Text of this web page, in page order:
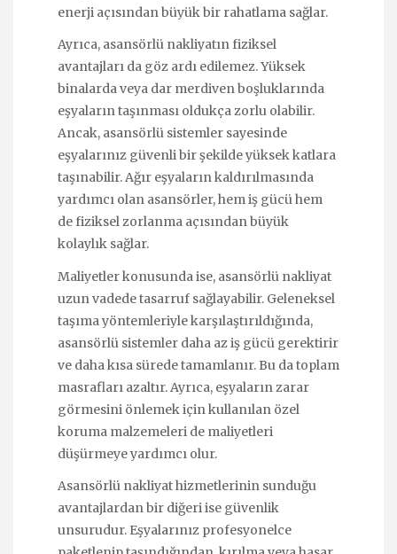
enerji açısından büyük bir rahatlama sağlar.
Ayrıca, asansörlü nakliyatın fiziksel
avantajları da göz ardı edilemez. Yüksek
binalarda veya dar merdiven boşluklarında
eşyaların taşınması oldukça zorlu olabilir.
Ancak, asansörlü sistemler sayesinde
eşyalarınız güvenli bir şekilde yüksek katlara
taşınabilir. Ağır eşyaların kaldırılmasında
yardımcı olan asansörler, hem iş gücü hem
de fiziksel zorlanma açısından büyük
kolaylık sağlar.
Maliyetler konusunda ise, asansörlü nakliyat
uzun vadede tasarruf sağlayabilir. Geleneksel
taşıma yöntemleriyle karşılaştırıldığında,
asansörlü sistemler daha az iş gücü gerektirir
ve daha kısa sürede tamamlanır. Bu da toplam
masrafları azaltır. Ayrıca, eşyaların zarar
görmesini önlemek için kullanılan özel
koruma malzemeleri de maliyetleri
düşürmeye yardımcı olur.
Asansörlü nakliyat hizmetlerinin sunduğu
avantajlardan bir diğeri ise güvenlik
unsurudur. Eşyalarınız profesyonelce